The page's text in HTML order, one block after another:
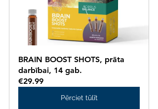
BRAIN BOOST SHOTS, prāta
darbībai, 14 gab.
€29.99
Pērciet tūlīt